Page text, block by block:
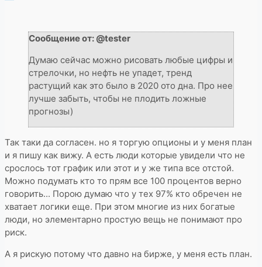
Сообщение от: @tester
Думаю сейчас можно рисовать любые цифры и
стрелочки, но нефть не упадет, тренд
растущий как это было в 2020 ото дна. Про нее
лучше забыть, чтобы не плодить ложные
прогнозы)
Так таки да согласен. но я торгую опционы и у меня план
и я пишу как вижу. А есть люди которые увидели что не
срослось тот график или этот и у же типа все отстой.
Можно подумать кто то прям все 100 процентов верно
говорить... Порою думаю что у тех 97% кто обречен не
хватает логики еще. При этом многие из них богатые
люди, но элементарно простую вещь не понимают про
риск.
А я рискую потому что давно на бирже, у меня есть план.